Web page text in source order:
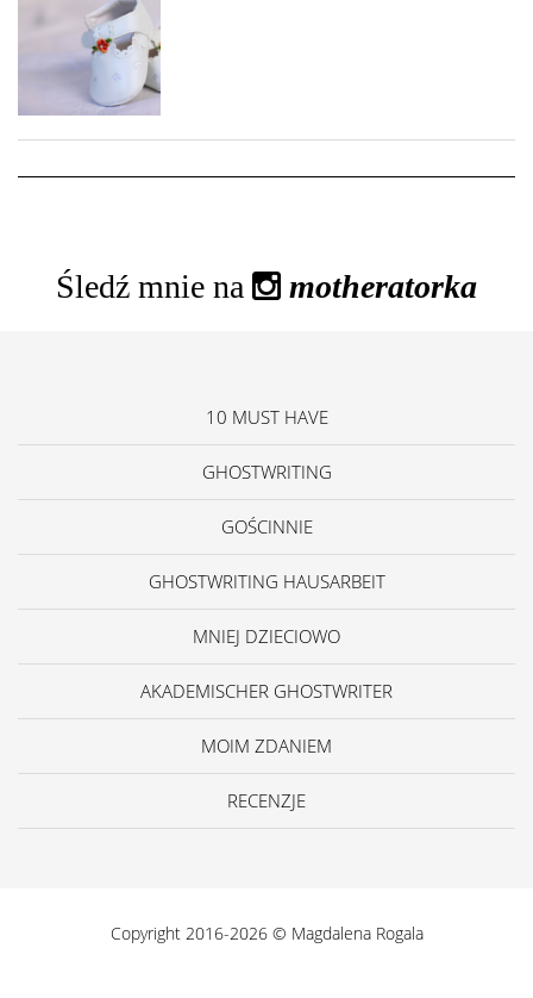
Śledź mnie na motheratorka
10 MUST HAVE
GHOSTWRITING
GOŚCINNIE
GHOSTWRITING HAUSARBEIT
MNIEJ DZIECIOWO
AKADEMISCHER GHOSTWRITER
MOIM ZDANIEM
RECENZJE
Copyright 2016-2026 © Magdalena Rogala